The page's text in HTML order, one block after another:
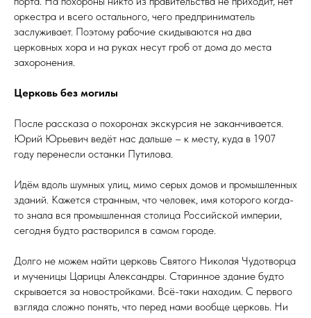
оркестра и всего остального, чего предприниматель
заслуживает. Поэтому рабочие скидываются на два
церковных хора и на руках несут гроб от дома до места
захоронения.
Церковь без могилы
После рассказа о похоронах экскурсия не заканчивается.
Юрий Юрьевич ведёт нас дальше – к месту, куда в 1907
году перенесли останки Путилова.
Идём вдоль шумных улиц, мимо серых домов и промышленных
зданий. Кажется странным, что человек, имя которого когда-
то знала вся промышленная столица Российской империи,
сегодня будто растворился в самом городе.
Долго не можем найти церковь Святого Николая Чудотворца
и мученицы Царицы Александры. Старинное здание будто
скрывается за новостройками. Всё-таки находим. С первого
взгляда сложно понять, что перед нами вообще церковь. Ни